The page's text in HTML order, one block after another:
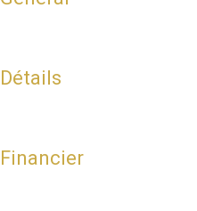
Détails
Financier